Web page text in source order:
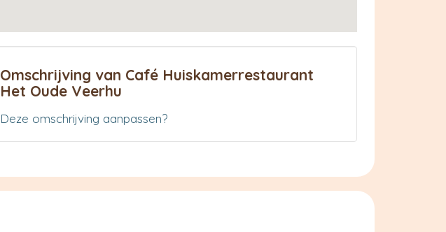
Omschrijving van Café Huiskamerrestaurant
Het Oude Veerhu
Deze omschrijving aanpassen?